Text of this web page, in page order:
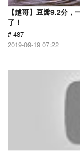
【越哥】豆瓣9.2分
了！
# 487
2019-09-19 07:22